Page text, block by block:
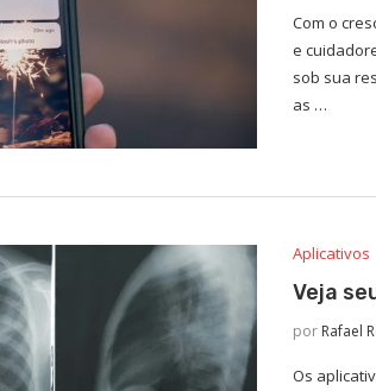
Com o
e
sob sua
as …
Aplicativos
Veja
por Rafael
Os